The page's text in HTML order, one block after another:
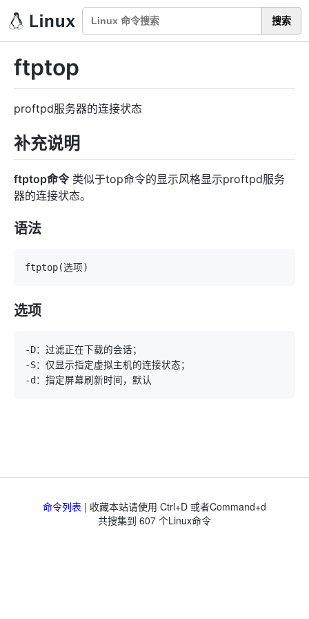
搜索
ftptop
proftpd服务器的连接状态
补充说明
ftptop命令类似于top命令的显示风格显示proftpd服务
器的连接状态。
语法
ftptop(选项)
选项
命令列表 | 收藏本站请使用 Ctrl+D 或者Command+d
共搜集到 607 个Linux命令